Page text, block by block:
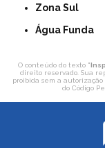
Zona Sul
Água Funda
O conteúdo do texto "
direito reservado. Sua
proibida sem a
do Código